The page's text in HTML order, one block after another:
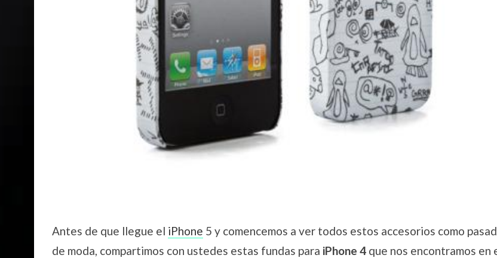
Antes de que llegue el iPhone 5 y comencemos a ver todos estos accesorios como
de moda, compartimos con ustedes estas fundas para iPhone 4 que nos encontramos en